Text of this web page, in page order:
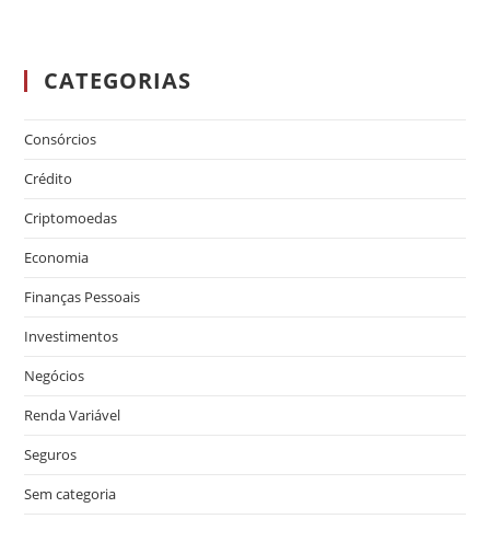
CATEGORIAS
Consórcios
Crédito
Criptomoedas
Economia
Finanças Pessoais
Investimentos
Negócios
Renda Variável
Seguros
Sem categoria